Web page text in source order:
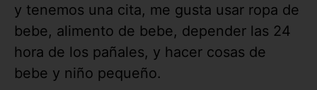
y tenemos una cita, me gusta usar ropa de
bebe, alimento de bebe, depender las 24
hora de los pañales, y hacer cosas de
bebe y niño pequeño.